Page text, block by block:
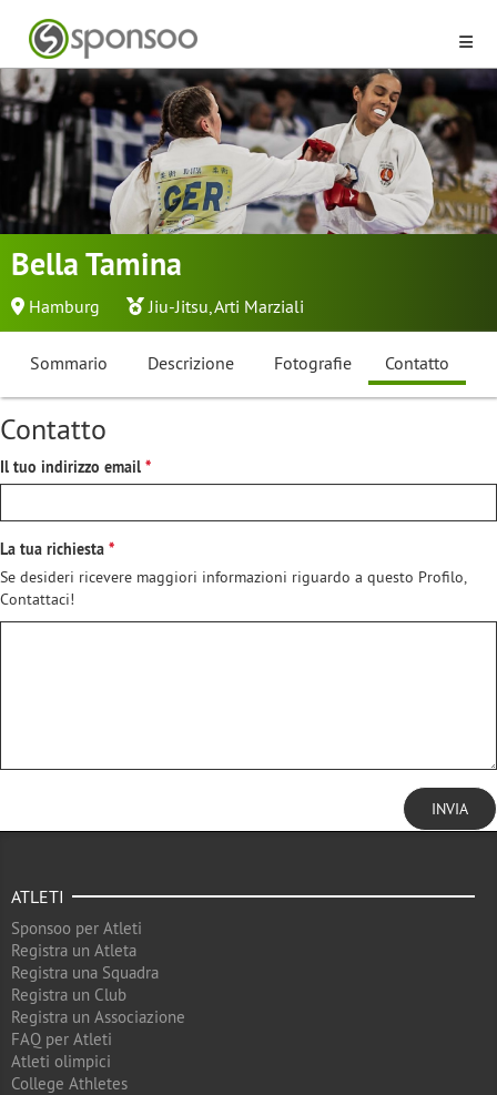
Bella Tamina
Hamburg Jiu-Jitsu,Arti Marziali
Sommario Descrizione Fotografie Contatto
Contatto
Il tuo indirizzo email
La tua richiesta
Se desideri ricevere maggiori informazioni riguardo a questo Profilo,
Contattaci!
INVIA
ATLETI
Sponsoo per Atleti
Registra un Atleta
Registra una Squadra
Registra un Club
Registra un Associazione
FAQ per Atleti
Atleti olimpici
College Athletes